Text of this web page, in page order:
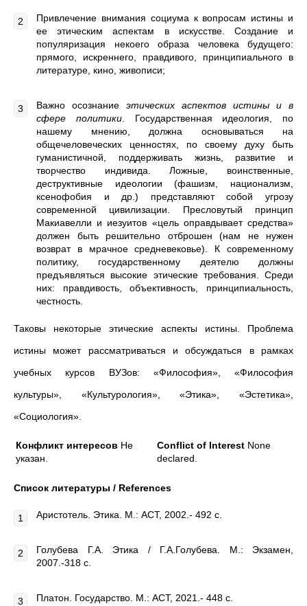
Привлечение внимания социума к вопросам истины и
ее этическим аспектам в искусстве. Создание и
популяризация некоего образа человека будущего:
прямого, искреннего, правдивого, принципиального в
литературе, кино, живописи;
Важно осознание этических аспектов истины и в
сфере политики. Государственная идеология, по
нашему мнению, должна основываться на
общечеловеческих ценностях, по своему духу быть
гуманистичной, поддерживать жизнь, развитие и
творчество индивида. Ложные, воинственные,
деструктивные идеологии (фашизм, национализм,
ксенофобия и др.) представляют собой угрозу
современной цивилизации. Пресловутый принцип
Макиавелли и иезуитов «цель оправдывает средства»
должен быть решительно отброшен (нам не нужен
возврат в мрачное средневековье). К современному
политику, государственному деятелю должны
предъявляться высокие этические требования. Среди
них: правдивость, объективность, принципиальность,
честность.
Таковы некоторые этические аспекты истины. Проблема
истины может рассматриваться и обсуждаться в рамках
учебных курсов ВУЗов: «Философия», «Философия
культуры», «Культурология», «Этика», «Эстетика»,
«Социология».
Конфликт интересов Не
указан.
Conflict of Interest None
declared.
Список литературы / References
Аристотель. Этика. М.: АСТ, 2002.- 492 с.
Голубева Г.А. Этика / Г.А.Голубева. М.: Экзамен,
2007.-318 с.
Платон. Государство. М.: АСТ, 2021.- 448 с.